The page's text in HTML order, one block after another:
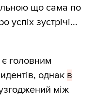
що сама по
успіх зустрічі...
головним
однак в
між